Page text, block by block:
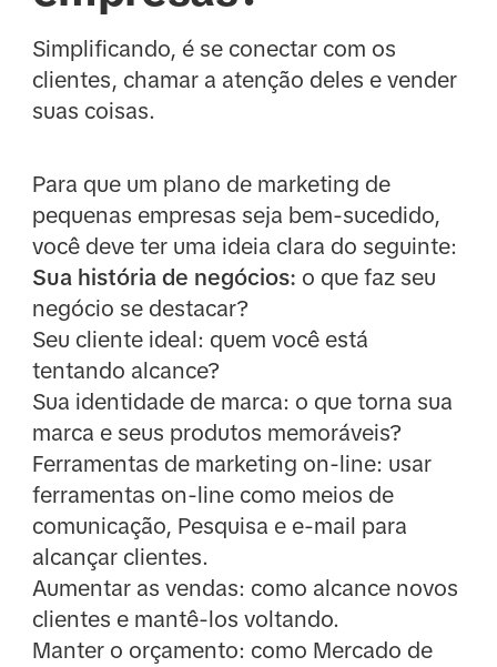
Simplificando, é se conectar com os
clientes, chamar a atenção deles e vender
suas coisas.
Para que um plano de marketing de
pequenas empresas seja bem-sucedido,
você deve ter uma ideia clara do seguinte:
Sua história de negócios: o que faz seu
negócio se destacar?
Seu cliente ideal: quem você está
tentando alcance?
Sua identidade de marca: o que torna sua
marca e seus produtos memoráveis?
Ferramentas de marketing on-line: usar
ferramentas on-line como meios de
comunicação, Pesquisa e e-mail para
alcançar clientes.
Aumentar as vendas: como alcance novos
clientes e mantê-los voltando.
Manter o orçamento: como Mercado de